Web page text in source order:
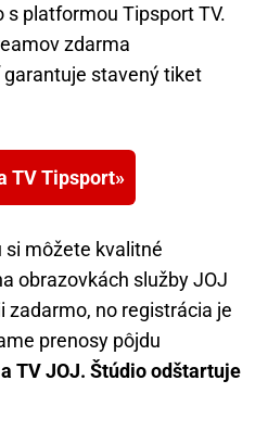
s platformou Tipsport TV.
zdarma
stavený tiket
TV Tipsport
si môžete kvalitné
obrazovkách služby JOJ
zadarmo, no registrácia je
prenosy pôjdu
TV JOJ. Štúdio odštartuje